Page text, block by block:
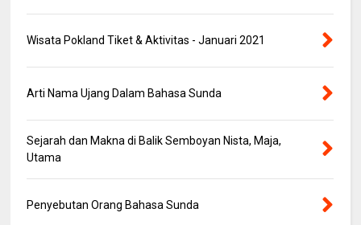
Wisata Pokland Tiket & Aktivitas - Januari 2021
Arti Nama Ujang Dalam Bahasa Sunda
Sejarah dan Makna di Balik Semboyan Nista, Maja,
Utama
Penyebutan Orang Bahasa Sunda